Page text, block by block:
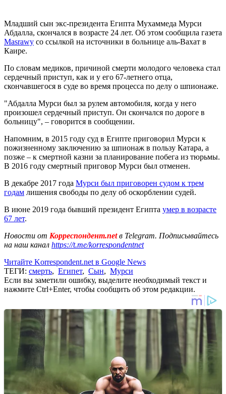
Младший сын экс-президента Египта Мухаммеда Мурси
Абдалла, скончался в возрасте 24 лет. Об этом сообщила газета
Мasrawy со ссылкой на источники в больнице аль-Вахат в
Каире.
По словам медиков, причиной смерти молодого человека стал
сердечный приступ, как и у его 67-летнего отца,
скончавшегося в суде во время процесса по делу о шпионаже.
"Абдалла Мурси был за рулем автомобиля, когда у него
произошел сердечный приступ. Он скончался по дороге в
больницу", – говорится в сообщении.
Напомним, в 2015 году суд в Египте приговорил Мурси к
пожизненному заключению за шпионаж в пользу Катара, а
позже – к смертной казни за планирование побега из тюрьмы.
В 2016 году смертный приговор Мурси был отменен.
В декабре 2017 года Мурси был приговорен судом к трем
годам лишения свободы по делу об оскорблении судей.
В июне 2019 года бывший президент Египта умер в возрасте
67 лет.
Новости от Корреспондент.netв Telegram. Подписывайтесь
на наш канал https://t.me/korrespondentnet
Читайте Korrespondent.net в Google News
ТЕГИ: смерть, Египет, Сын, Мурси
Если вы заметили ошибку, выделите необходимый текст и
нажмите Ctrl+Enter, чтобы сообщить об этом редакции.